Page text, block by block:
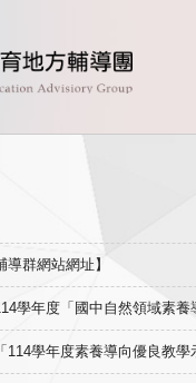
導群網站網址】
學年度「國中自然領域素
114學年度素養導向優良教